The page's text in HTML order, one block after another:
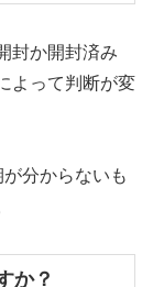
封か開封済み
よって判断が変
分からないも
か？